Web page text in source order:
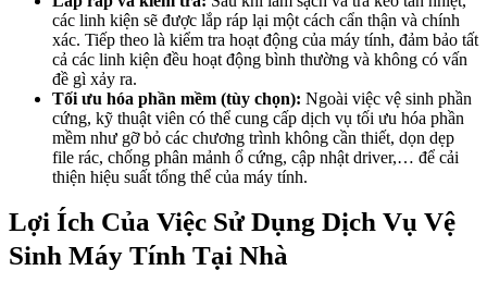
các linh kiện sẽ được lắp ráp lại một cách cẩn thận và chính
xác. Tiếp theo là kiểm tra hoạt động của máy tính, đảm bảo tất
cả các linh kiện đều hoạt động bình thường và không có vấn
đề gì xảy ra.
Tối ưu hóa phần mềm (tùy chọn): Ngoài việc vệ sinh phần
cứng, kỹ thuật viên có thể cung cấp dịch vụ tối ưu hóa phần
mềm như gỡ bỏ các chương trình không cần thiết, dọn dẹp
file rác, chống phân mảnh ổ cứng, cập nhật driver,… để cải
thiện hiệu suất tổng thể của máy tính.
Lợi Ích Của Việc Sử Dụng Dịch Vụ Vệ
Sinh Máy Tính Tại Nhà